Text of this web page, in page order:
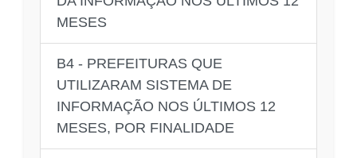
MESES
B4 - PREFEITURAS QUE
UTILIZARAM SISTEMA DE
INFORMAÇÃO NOS ÚLTIMOS 12
MESES, POR FINALIDADE